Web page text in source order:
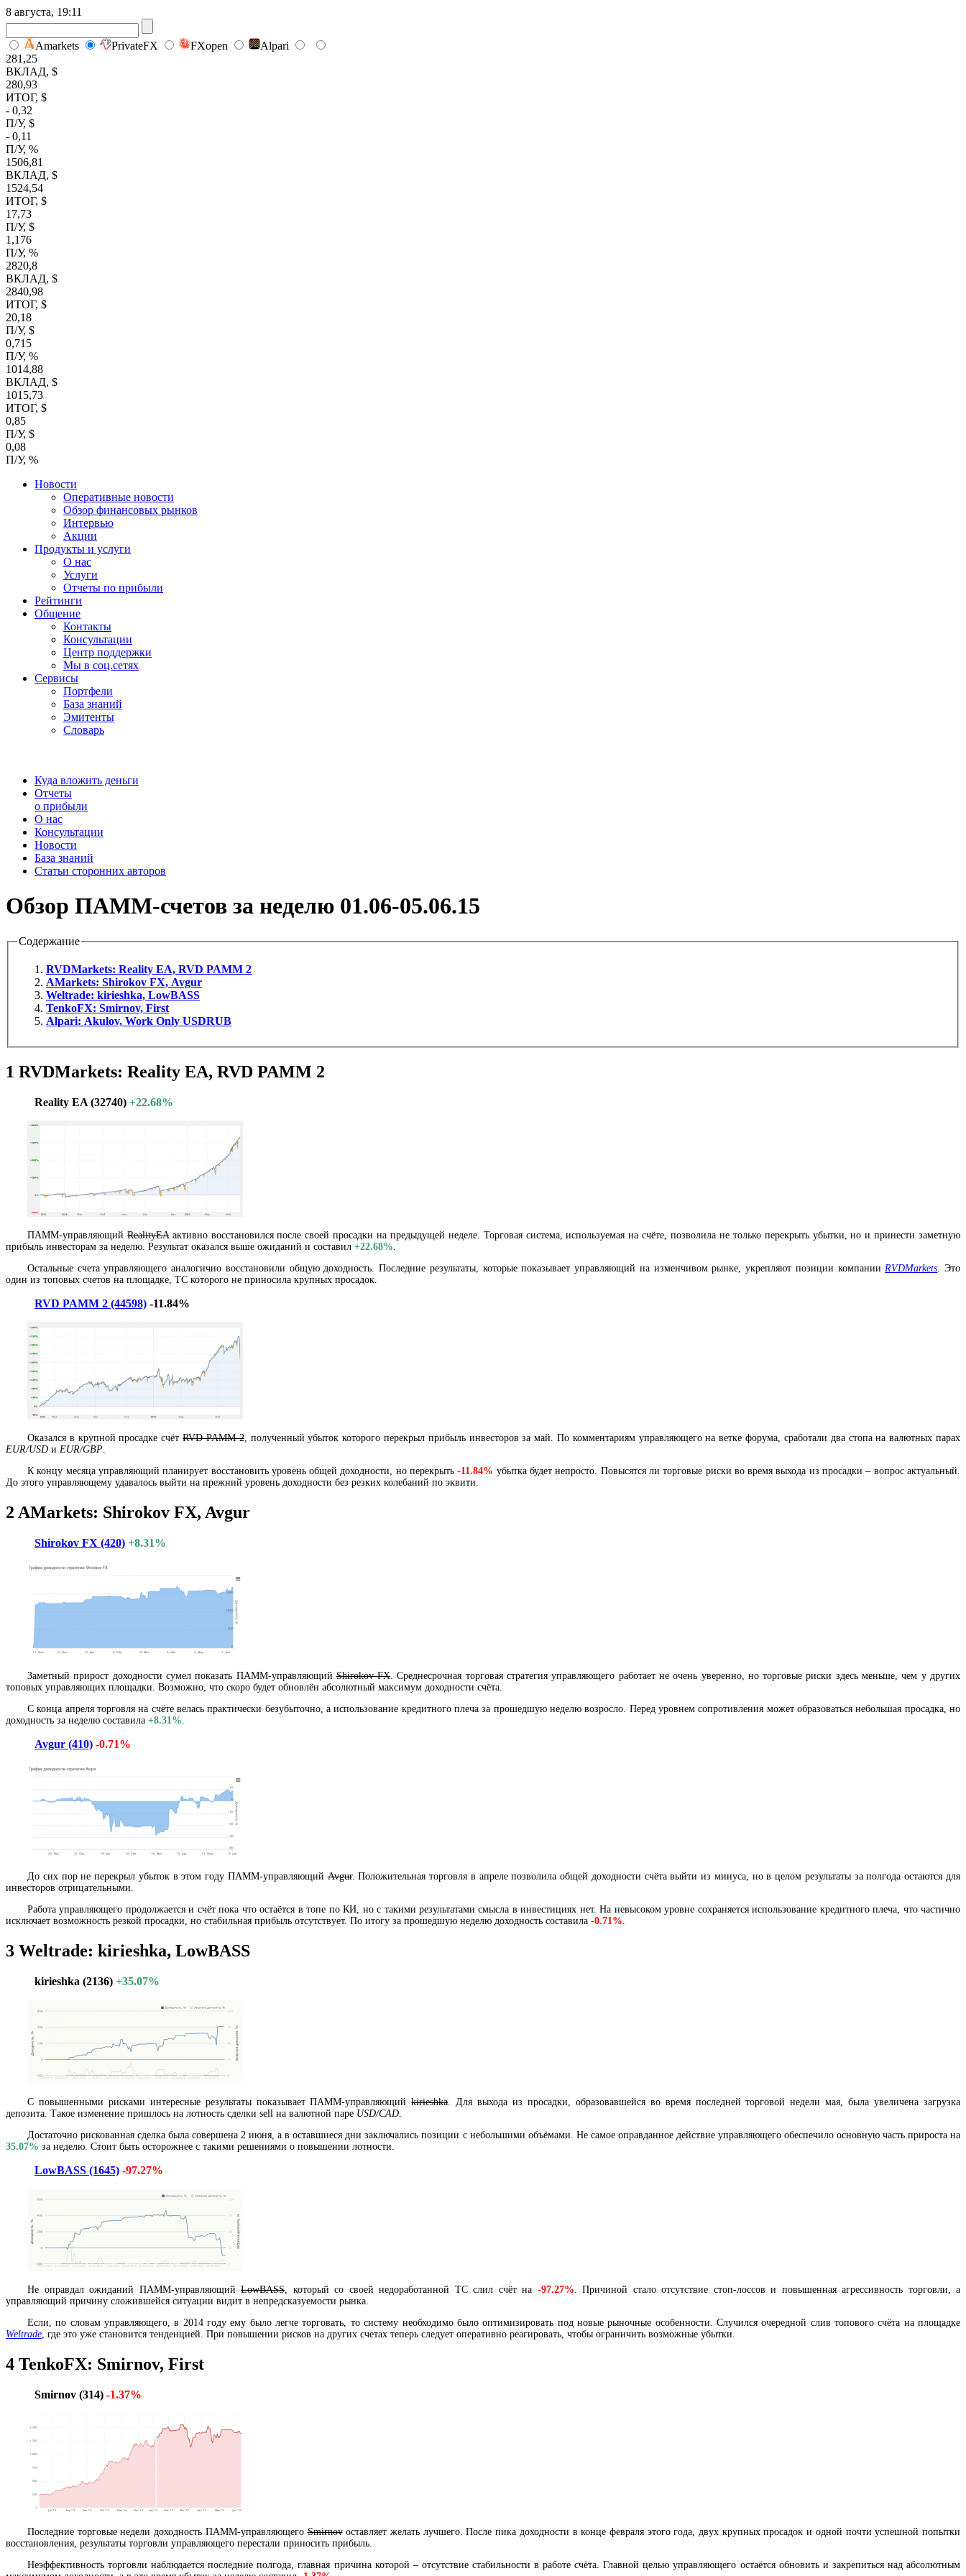
8 августа, 19:11
Amarkets PrivateFX FXopen
Alpari
281,25
ВКЛАД, $
280,93
ИТОГ, $
- 0,32
П/У, $
- 0,11
П/У, %
1506,81
ВКЛАД, $
1524,54
ИТОГ, $
17,73
П/У, $
1,176
П/У, %
2820,8
ВКЛАД, $
2840,98
ИТОГ, $
20,18
П/У, $
0,715
П/У, %
1014,88
ВКЛАД, $
1015,73
ИТОГ, $
0,85
П/У, $
0,08
П/У, %
Новости
Оперативные новости
Обзор финансовых рынков
Интервью
Акции
Продукты и услуги
О нас
Услуги
Отчеты по прибыли
Рейтинги
Общение
Контакты
Консультации
Центр поддержки
Мы в соц.сетях
Сервисы
Портфели
База знаний
Эмитенты
Словарь
Куда вложить деньги
Отчеты
о прибыли
О нас
Консультации
Новости
База знаний
Статьи сторонних авторов
Обзор ПАММ-счетов за неделю 01.06-05.06.15
Содержание
RVDMarkets: Reality EA, RVD PAMM 2
AMarkets: Shirokov FX, Avgur
Weltrade: kirieshka, LowBASS
TenkoFX: Smirnov, First
Alpari: Akulov, Work Only USDRUB
1 RVDMarkets: Reality EA, RVD PAMM 2
Reality EA (32740) +22.68%
ПАММ-управляющийRealityEAактивно восстановился после своей просадки на предыдущей неделе. Торговая система, используемая на счёте, позволила не только перекрыть убытки, но и принести заметную
прибыль инвесторам за неделю. Результат оказался выше ожиданий и составил +22.68%.
Остальные счета управляющего аналогично восстановили общую доходность. Последние результаты, которые показывает управляющий на изменчивом рынке, укрепляют позиции компанииRVDMarkets. Это
один из топовых счетов на площадке, ТС которого не приносила крупных просадок.
RVD PAMM 2 (44598) -11.84%
Оказался в крупной просадке счётRVD PAMM 2, полученный убыток которого перекрыл прибыль инвесторов за май. По комментариям управляющего на ветке форума, сработали два стопа на валютных парах
EUR/USD и EUR/GBP.
К концу месяца управляющий планирует восстановить уровень общей доходности, но перекрыть-11.84% убытка будет непросто. Повысятся ли торговые риски во время выхода из просадки – вопрос актуальный.
До этого управляющему удавалось выйти на прежний уровень доходности без резких колебаний по эквити.
2 AMarkets: Shirokov FX, Avgur
Shirokov FX (420) +8.31%
Заметный прирост доходности сумел показать ПАММ-управляющийShirokov FX. Среднесрочная торговая стратегия управляющего работает не очень уверенно, но торговые риски здесь меньше, чем у других
топовых управляющих площадки. Возможно, что скоро будет обновлён абсолютный максимум доходности счёта.
С конца апреля торговля на счёте велась практически безубыточно, а использование кредитного плеча за прошедшую неделю возросло. Перед уровнем сопротивления может образоваться небольшая просадка, но
доходность за неделю составила +8.31%.
Avgur (410) -0.71%
До сих пор не перекрыл убыток в этом году ПАММ-управляющийAvgur. Положительная торговля в апреле позволила общей доходности счёта выйти из минуса, но в целом результаты за полгода остаются для
инвесторов отрицательными.
Работа управляющего продолжается и счёт пока что остаётся в топе по КИ, но с такими результатами смысла в инвестициях нет. На невысоком уровне сохраняется использование кредитного плеча, что частично
исключает возможность резкой просадки, но стабильная прибыль отсутствует. По итогу за прошедшую неделю доходность составила -0.71%.
3 Weltrade: kirieshka, LowBASS
kirieshka (2136) +35.07%
С повышенными рисками интересные результаты показывает ПАММ-управляющийkirieshka. Для выхода из просадки, образовавшейся во время последней торговой недели мая, была увеличена загрузка
депозита. Такое изменение пришлось на лотность сделки sell на валютной паре USD/CAD.
Достаточно рискованная сделка была совершена 2 июня, а в оставшиеся дни заключались позиции с небольшими объёмами. Не самое оправданное действие управляющего обеспечило основную часть прироста на
35.07% за неделю. Стоит быть осторожнее с такими решениями о повышении лотности.
LowBASS (1645) -97.27%
Не оправдал ожиданий ПАММ-управляющий LowBASS, который со своей недоработанной ТС слил счёт на -97.27%. Причиной стало отсутствие стоп-лоссов и повышенная агрессивность торговли, а
управляющий причину сложившейся ситуации видит в непредсказуемости рынка.
Если, по словам управляющего, в 2014 году ему было легче торговать, то систему необходимо было оптимизировать под новые рыночные особенности. Случился очередной слив топового счёта на площадке
Weltrade, где это уже становится тенденцией. При повышении рисков на других счетах теперь следует оперативно реагировать, чтобы ограничить возможные убытки.
4 TenkoFX: Smirnov, First
Smirnov (314) -1.37%
Последние торговые недели доходность ПАММ-управляющегоSmirnovоставляет желать лучшего. После пика доходности в конце февраля этого года, двух крупных просадок и одной почти успешной попытки
восстановления, результаты торговли управляющего перестали приносить прибыль.
Неэффективность торговли наблюдается последние полгода, главная причина которой – отсутствие стабильности в работе счёта. Главной целью управляющего остаётся обновить и закрепиться над абсолютным